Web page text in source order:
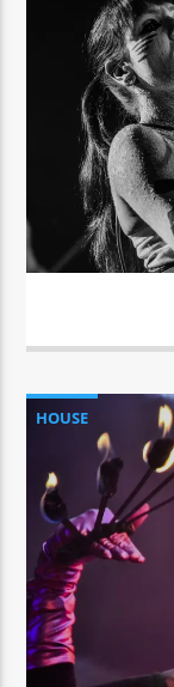
HOUSE